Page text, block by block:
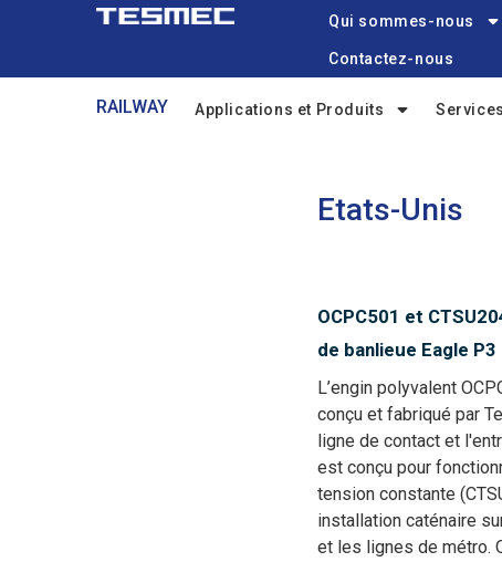
Main
Qui sommes-nous
Contactez-nous
RAILWAY
menu
Applications et Produits Services
Etats-Unis
OCPC501 et
de banlieue Eagle P3
L’engin polyvalent
conçu et fabriqué par
ligne de contact et
est conçu pour
tension constante
installation caténaire
et les lignes de métro.